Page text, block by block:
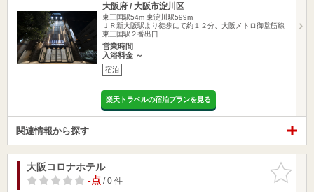
大阪府 / 大阪市淀川区
東三国駅54m 東淀川駅599m
ＪＲ新大阪駅より徒歩にて約１２分、大阪メトロ御堂筋線
東三国駅２番出口…
営業時間
入浴料金 ～
宿泊
楽天トラベルの宿泊プランを見る
関連情報から探す
お気に入
りに追加
大阪コロナホテル
-点/ 0 件